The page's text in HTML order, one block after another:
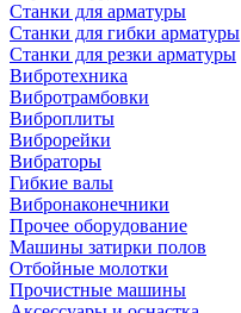
Станки для арматуры
Станки для гибки арматуры
Станки для резки арматуры
Вибротехника
Вибротрамбовки
Виброплиты
Виброрейки
Вибраторы
Гибкие валы
Вибронаконечники
Прочее оборудование
Машины затирки полов
Отбойные молотки
Прочистные машины